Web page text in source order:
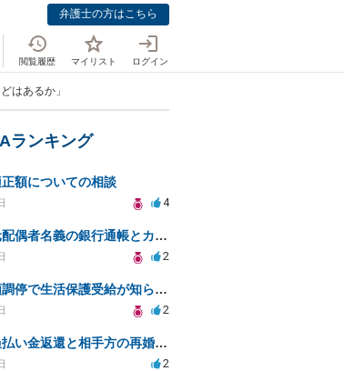
弁護士の方はこちら
閲覧履歴 マイリスト ログイン
はあるか」
ランキング
額についての相談
4
離婚後の元配偶者名義の銀行通帳とカードの処分方法について
2
養育費減額調停で生活保護受給が知られるリスクは？
2
養育費の過払い金返還と相手方の再婚に関する相談
2